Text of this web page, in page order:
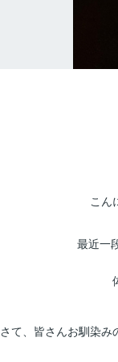
こん
最近一
さて、皆さんお馴染み